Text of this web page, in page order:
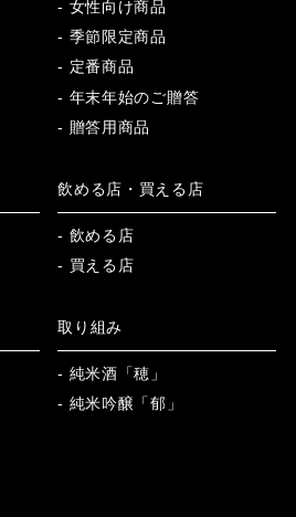
- 女性向け商品
- 季節限定商品
- 定番商品
- 年末年始のご贈答
- 贈答用商品
飲める店・買える店
- 飲める店
- 買える店
取り組み
- 純米酒「穂」
- 純米吟醸「郁」